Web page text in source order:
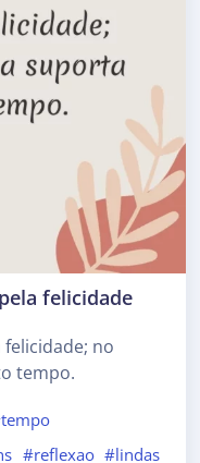
felicidade
no
tempo.
#reflexao #lindas